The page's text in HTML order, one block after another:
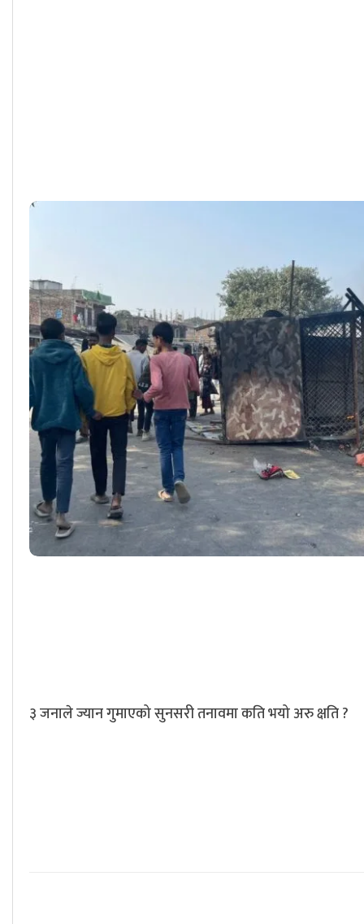
३ जनाले ज्यान गुमाएको सुनसरी तनावमा कति भयो अरु क्षति ?